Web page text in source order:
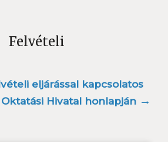
Felvételi
eljárással kapcsolatos
Hivatal honlapján →